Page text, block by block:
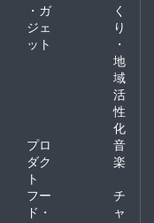
・ガ
ジェ
ット
く
り
・
地
域
活
性
化
プロ
ダク
ト
音
楽
フー
ド・
チ
ャ